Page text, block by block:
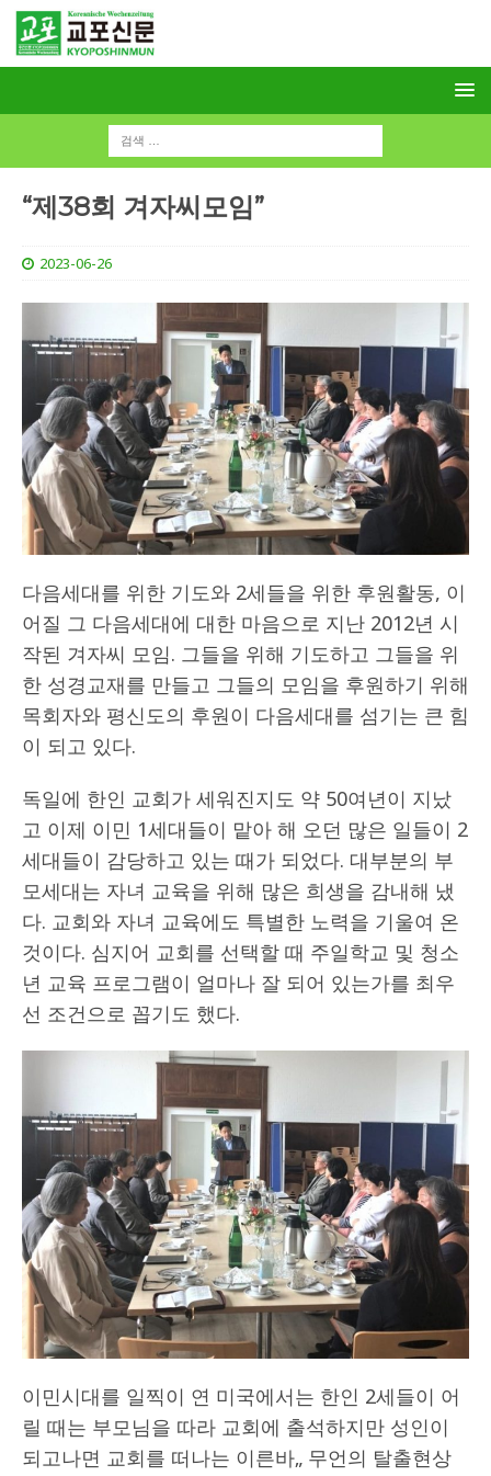
“제38회 겨자씨모임”
2023-06-26
다음세대를 위한 기도와 2세들을 위한 후원활동, 이
어질 그 다음세대에 대한 마음으로 지난 2012년 시
작된 겨자씨 모임. 그들을 위해 기도하고 그들을 위
한 성경교재를 만들고 그들의 모임을 후원하기 위해
목회자와 평신도의 후원이 다음세대를 섬기는 큰 힘
이 되고 있다.
독일에 한인 교회가 세워진지도 약 50여년이 지났
고 이제 이민 1세대들이 맡아 해 오던 많은 일들이 2
세대들이 감당하고 있는 때가 되었다. 대부분의 부
모세대는 자녀 교육을 위해 많은 희생을 감내해 냈
다. 교회와 자녀 교육에도 특별한 노력을 기울여 온
것이다. 심지어 교회를 선택할 때 주일학교 및 청소
년 교육 프로그램이 얼마나 잘 되어 있는가를 최우
선 조건으로 꼽기도 했다.
이민시대를 일찍이 연 미국에서는 한인 2세들이 어
릴 때는 부모님을 따라 교회에 출석하지만 성인이
되고나면 교회를 떠나는 이른바„ 무언의 탈출현상